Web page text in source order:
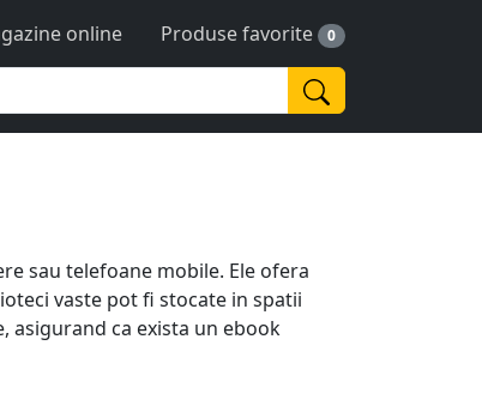
online Produse favorite 0
sau telefoane mobile. Ele ofera
vaste pot fi stocate in spatii
asigurand ca exista un ebook